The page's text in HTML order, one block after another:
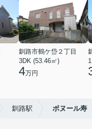
釧路市鶴ケ岱２丁目
3DK (53.46㎡)
4万円
釧路駅 ボヌール寿